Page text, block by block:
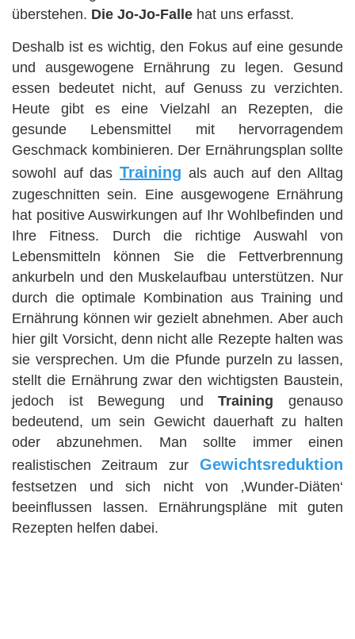
überstehen. Die Jo-Jo-Falle hat uns erfasst.
Deshalb ist es wichtig, den Fokus auf eine gesunde
und ausgewogene Ernährung zu legen. Gesund
essen bedeutet nicht, auf Genuss zu verzichten.
Heute gibt es eine Vielzahl an Rezepten, die
gesunde Lebensmittel mit hervorragendem
Geschmack kombinieren. Der Ernährungsplan sollte
sowohl auf das Training als auch auf den Alltag
zugeschnitten sein. Eine ausgewogene Ernährung
hat positive Auswirkungen auf Ihr Wohlbefinden und
Ihre Fitness. Durch die richtige Auswahl von
Lebensmitteln können Sie die Fettverbrennung
ankurbeln und den Muskelaufbau unterstützen. Nur
durch die optimale Kombination aus Training und
Ernährung können wir gezielt abnehmen. Aber auch
hier gilt Vorsicht, denn nicht alle Rezepte halten was
sie versprechen. Um die Pfunde purzeln zu lassen,
stellt die Ernährung zwar den wichtigsten Baustein,
jedoch ist Bewegung undTraining genauso
bedeutend, um sein Gewicht dauerhaft zu halten
oder abzunehmen. Man sollte immer einen
realistischen Zeitraum zurGewichtsreduktion
festsetzen und sich nicht von ‚Wunder-Diäten‘
beeinflussen lassen. Ernährungspläne mit guten
Rezepten helfen dabei.